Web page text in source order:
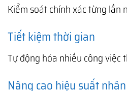
Kiểm soát chính xác từng lần
Tiết kiệm thời gian
Tự động hóa nhiều công việc
Nâng cao hiệu suất